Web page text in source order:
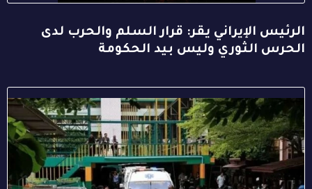
الرئيس الإيراني يقر: قرار السلم والحرب لدى
الحرس الثوري وليس بيد الحكومة